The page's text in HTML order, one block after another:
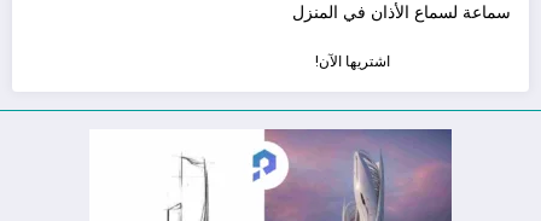
سماعة لسماع الأذان في المنزل
اشتريها الآن!